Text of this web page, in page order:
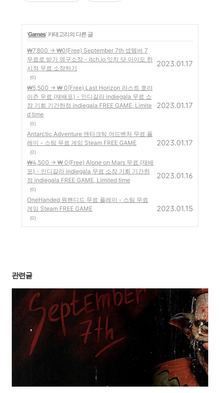
'Games' 카테고리의 다른 글
₩7,800 -> ₩0(Free) September 7th 셉템버 7
무료로 받기 영구소장 - itch.io 잇치 닷 아이오 한
시적 무료 소장하기
(0)
2023.01.17
₩5,500 -> ₩ 0(Free) Last Horizon 라스트 호라
이즌 무료 (재배포) - 인디갈라 indiegala 무료 소
장 기회 기간한정 indiegala FREE GAME, Limite
d time
(0)
2023.01.17
Antarctic Adventure 앤타크틱 어드벤처 무료 플
레이 - 스팀 무료 게임 Steam FREE GAME
(0)
2023.01.17
₩4,500 -> ₩ 0(Free) Alone on Mars 무료 (재배
포) - 인디갈라 indiegala 무료 소장 기회 기간한
정 indiegala FREE GAME, Limited time
(0)
2023.01.16
OneHanded 원핸디드 무료 플레이 - 스팀 무료
게임 Steam FREE GAME
(0)
2023.01.15
관련글